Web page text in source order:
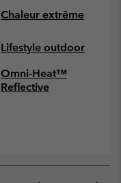
Chaleur extrême
Lifestyle outdoor
Omni-Heat™
Reflective